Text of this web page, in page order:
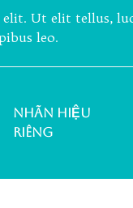
Ut elit tellus,
leo.
NHÃN HIỆU
RIÊNG